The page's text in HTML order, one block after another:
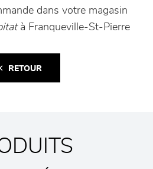
dans votre magasin
à Franqueville-St-Pierre
RETOUR